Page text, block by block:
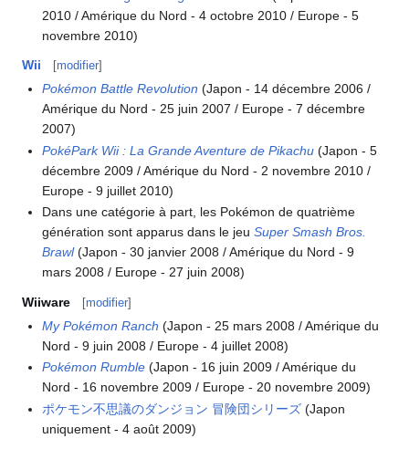
2010 / Amérique du Nord - 4 octobre 2010 / Europe - 5
novembre 2010)
Wii [modifier]
Pokémon Battle Revolution (Japon - 14 décembre 2006 /
Amérique du Nord - 25 juin 2007 / Europe - 7 décembre
2007)
PokéPark Wii : La Grande Aventure de Pikachu (Japon - 5
décembre 2009 / Amérique du Nord - 2 novembre 2010 /
Europe - 9 juillet 2010)
Dans une catégorie à part, les Pokémon de quatrième
génération sont apparus dans le jeuSuper Smash Bros.
Brawl(Japon - 30 janvier 2008 / Amérique du Nord - 9
mars 2008 / Europe - 27 juin 2008)
Wiiware [modifier]
My Pokémon Ranch (Japon - 25 mars 2008 / Amérique du
Nord - 9 juin 2008 / Europe - 4 juillet 2008)
Pokémon Rumble (Japon - 16 juin 2009 / Amérique du
Nord - 16 novembre 2009 / Europe - 20 novembre 2009)
ポケモン不思議のダンジョン 冒険団シリーズ (Japon
uniquement - 4 août 2009)